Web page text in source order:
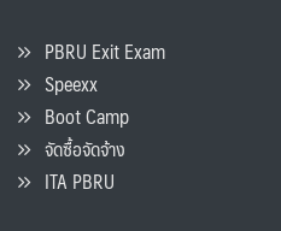
PBRU Exit Exam
Speexx
Boot Camp
จัดซื้อจัดจ้าง
ITA PBRU